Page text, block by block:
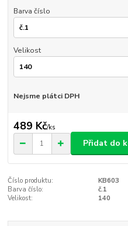
Barva číslo
Velikost
Nejsme plátci DPH
489 Kč/ks
Přidat do
Číslo produktu:
KB603
Barva číslo:
č.1
Velikost:
140